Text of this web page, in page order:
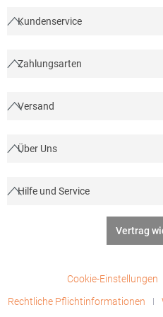
Kundenservice
Zahlungsarten
Versand
Über Uns
Hilfe und Service
Vertrag
Cookie-Einstellungen
Rechtliche Pflichtinformationen